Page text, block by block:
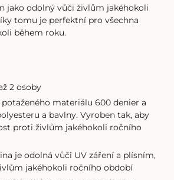
jako odolný vůči živlům jakéhokoli
tomu je perfektní pro všechna
během roku.
2 osoby
materiálu 600 denier a
a bavlny. Vyroben tak, aby
proti živlům jakéhokoli ročního
je odolná vůči UV záření a plísním,
jakéhokoli ročního období